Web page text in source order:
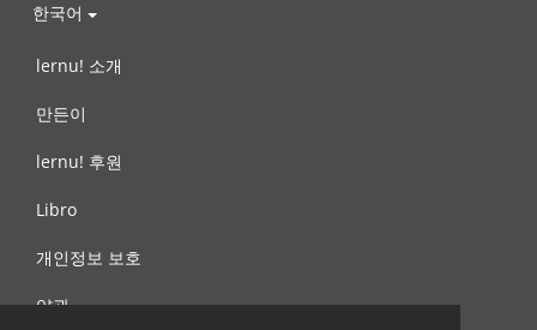
한국어
lernu! 소개
만든이
lernu! 후원
Libro
개인정보 보호
약관